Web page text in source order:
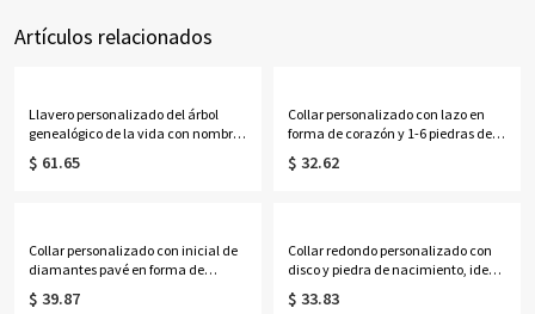
Artículos relacionados
Llavero personalizado del árbol
genealógico de la vida con nombres
de 1 a 13 niños
$ 61.65
Collar personalizado con lazo en
forma de corazón y 1-6 piedras de
nacimiento con nombres, delicada
joyería familiar de cristal
$ 32.62
Collar personalizado con inicial de
diamantes pavé en forma de
corazón con rayos de sol, delicado
colgante de corazón festoneado
$ 39.87
Collar redondo personalizado con
disco y piedra de nacimiento, ideal
para la graduación de la escuela
secundaria o la universidad en
$ 33.83